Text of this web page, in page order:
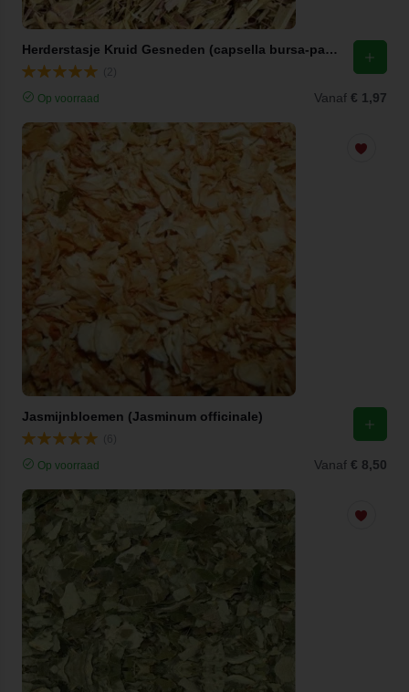
Herderstasje Kruid Gesneden (capsella bursa-pastoris)
Op voorraad Vanaf € 1,97
Jasmijnbloemen (Jasminum officinale)
Op voorraad Vanaf € 8,50